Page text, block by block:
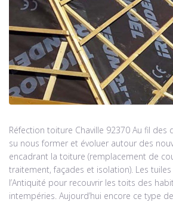
Réfection toiture Chaville 92370 Au fil des
su nous former et évoluer autour des
encadrant la toiture (remplacement de
traitement, façades et isolation). Les
l’Antiquité pour recouvrir les toits des
intempéries. Aujourd’hui encore ce type